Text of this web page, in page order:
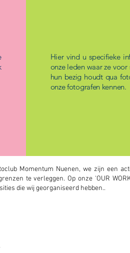
Hier vind u specifieke
onze leden waar ze voor
hun bezig houdt qua
onze fotografen kennen.
Momentum Nuenen, we zijn een
te verleggen. Op onze 'OUR
die wij georganiseerd hebben..